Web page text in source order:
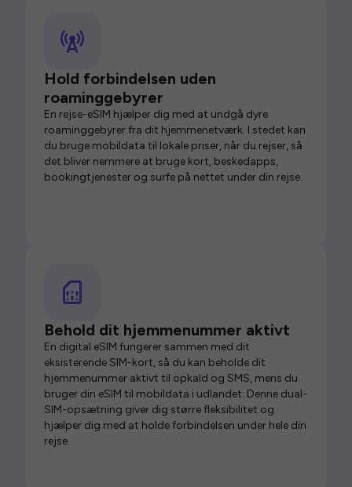
Hold forbindelsen uden
roaminggebyrer
En rejse-eSIM hjælper dig med at undgå dyre
roaminggebyrer fra dit hjemmenetværk. I stedet kan
du bruge mobildata til lokale priser, når du rejser, så
det bliver nemmere at bruge kort, beskedapps,
bookingtjenester og surfe på nettet under din rejse.
Behold dit hjemmenummer aktivt
En digital eSIM fungerer sammen med dit
eksisterende SIM-kort, så du kan beholde dit
hjemmenummer aktivt til opkald og SMS, mens du
bruger din eSIM til mobildata i udlandet. Denne dual-
SIM-opsætning giver dig større fleksibilitet og
hjælper dig med at holde forbindelsen under hele din
rejse.